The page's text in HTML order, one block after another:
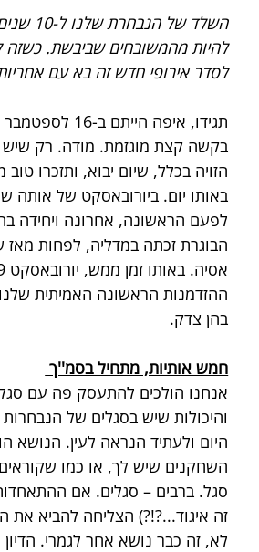
השלד של
להיות מהמשובחים שביבשת. כשזה
לסדר אירופי חדש זה בא עם
בקשה קצת מוגזמת. מודה. רק שיש
הזויה בכלל, שיום יבוא, ותזכרו
באותו יום. ביורובאסקט של אותה
לפעם הראשונה, אחרונה ויחידה
הבוגרת זכתה במדליה, לפחות
ההזדמנות הראשונה האמיתית
בהן צדק.
חמש אותיות, מתחיל בסמ''ך
אנחנו הולכים להתעסק פה עם
והיכולות שיש בסגלים של
היום ולעתיד הנראה לעין. הנושא
השחקנים שיש לך, או כמו
סגל. ברבים – סגלים. אם
זה איגוד...?!?) הצליחה להביא את
לא, זה כבר נושא אחר לגמרי.